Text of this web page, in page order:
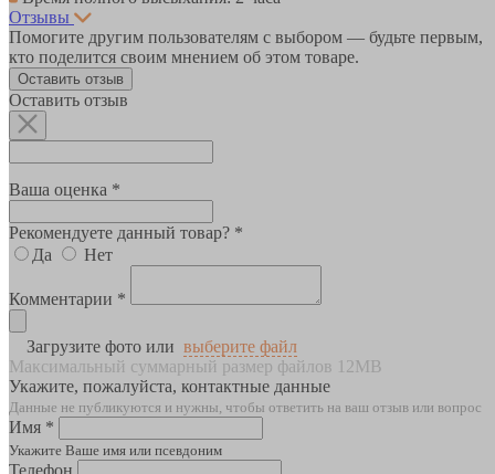
Отзывы
Помогите другим пользователям с выбором — будьте первым,
кто поделится своим мнением об этом товаре.
Оставить отзыв
Оставить отзыв
Ваша оценка *
Рекомендуете данный товар? *
Да
Нет
Комментарии *
Загрузите фото или выберите файл
Максимальный суммарный размер файлов 12MB
Укажите, пожалуйста, контактные данные
Данные не публикуются и нужны, чтобы ответить на ваш отзыв или вопрос
Имя *
Укажите Ваше имя или псевдоним
Телефон